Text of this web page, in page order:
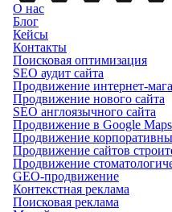
О нас
Блог
Кейсы
Контакты
Поисковая оптимизация
SEO аудит сайта
Продвижение интернет-
Продвижение нового сайта
SEO англоязычного сайта
Продвижение в Google Maps
Продвижение
Продвижение сайтов
Продвижение
GEO-продвижение
Контекстная реклама
Поисковая реклама